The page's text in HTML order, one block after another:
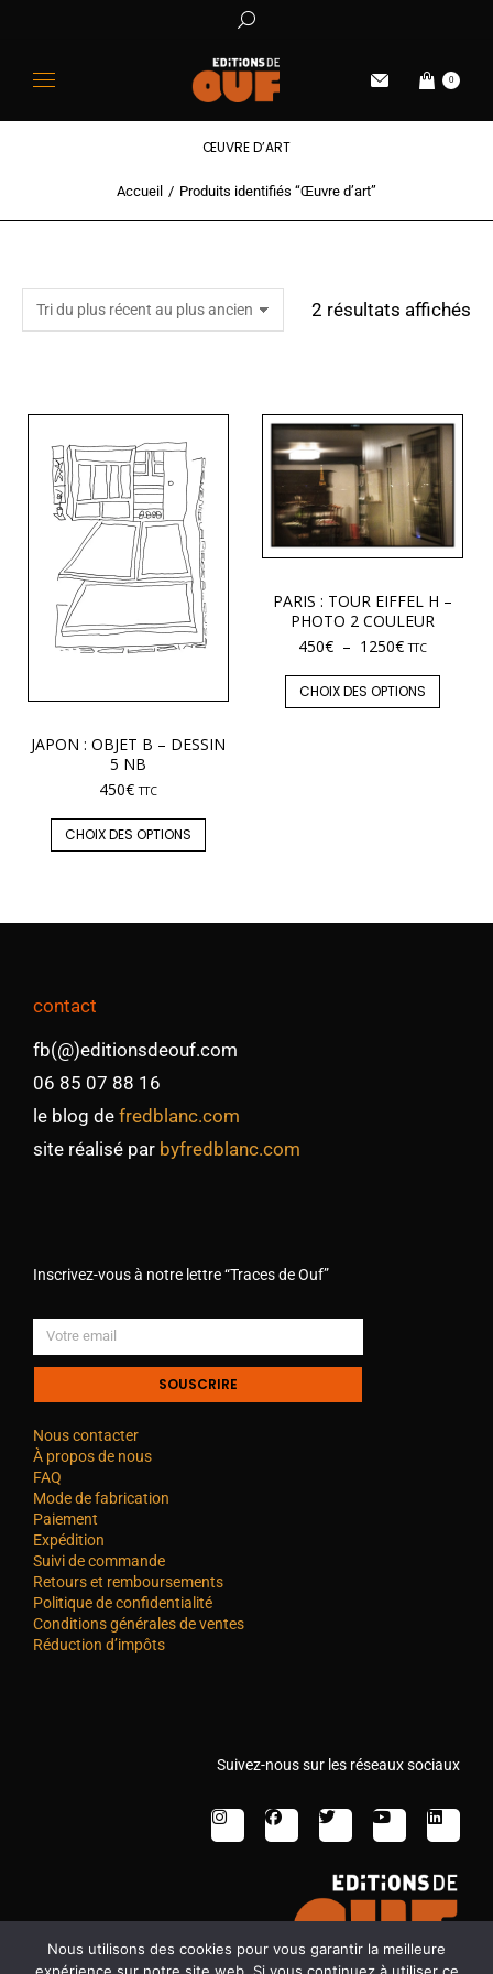
0
ŒUVRE D’ART
Vous êtes ici :
Accueil Produits identifiés “Œuvre d’art”
2 résultats affichés
JAPON : OBJET B – DESSIN
5 NB
450€ TTC
CHOIX DES OPTIONS
PARIS : TOUR EIFFEL H –
PHOTO 2 COULEUR
450€ – 1250€ TTC
CHOIX DES OPTIONS
contact
fb(@)editionsdeouf.com
06 85 07 88 16
le blog de fredblanc.com
site réalisé par byfredblanc.com
Inscrivez-vous à notre lettre “Traces de Ouf”
SOUSCRIRE
Nous contacter
À propos de nous
FAQ
Mode de fabrication
Paiement
Expédition
Suivi de commande
Retours et remboursements
Politique de confidentialité
Conditions générales de ventes
Réduction d’impôts
Suivez-nous sur les réseaux sociaux
Nous utilisons des cookies pour vous garantir la meilleure